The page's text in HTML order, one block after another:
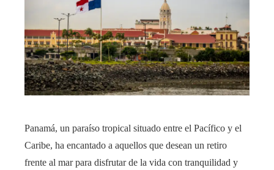
Panamá, un paraíso tropical situado entre el Pacífico y el
Caribe, ha encantado a aquellos que desean un retiro
frente al mar para disfrutar de la vida con tranquilidad y